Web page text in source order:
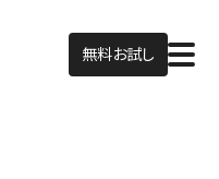
無料お試し